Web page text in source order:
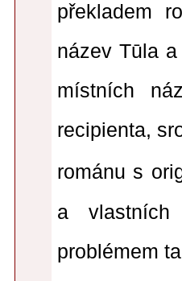
překladem
název Tūla
místních
recipienta,
románu s
a
problémem